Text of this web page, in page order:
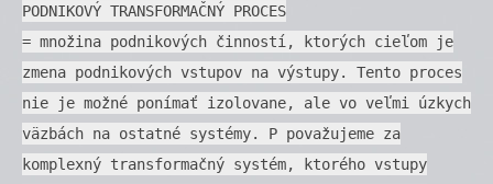
PODNIKOVÝ TRANSFORMAČNÝ PROCES
= množina podnikových činností, ktorých cieľom je
zmena podnikových vstupov na výstupy. Tento proces
nie je možné ponímať izolovane, ale vo veľmi úzkych
väzbách na ostatné systémy. P považujeme za
komplexný transformačný systém, ktorého vstupy